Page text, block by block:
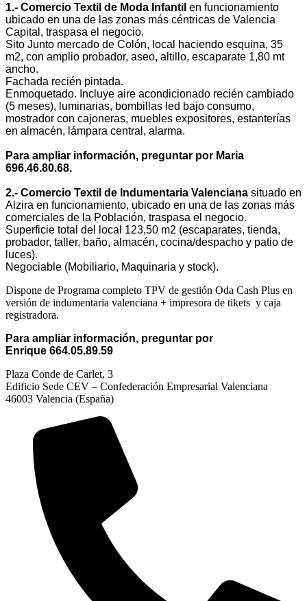
1.- Comercio Textil de Moda Infantil en funcionamiento
ubicado en una de las zonas más céntricas de Valencia
Capital, traspasa el negocio.
Sito Junto mercado de Colón, local haciendo esquina, 35
m2, con amplio probador, aseo, altillo, escaparate 1,80 mt
ancho.
Fachada recién pintada.
Enmoquetado. Incluye aire acondicionado recién cambiado
(5 meses), luminarias, bombillas led bajo consumo,
mostrador con cajoneras, muebles expositores, estanterías
en almacén, lámpara central, alarma.
Para ampliar información, preguntar por Maria
696.46.80.68.
2.- Comercio Textil de Indumentaria Valenciana situado en
Alzira en funcionamiento, ubicado en una de las zonas más
comerciales de la Población, traspasa el negocio.
Superficie total del local 123,50 m2 (escaparates, tienda,
probador, taller, baño, almacén, cocina/despacho y patio de
luces).
Negociable (Mobiliario, Maquinaria y stock).
Dispone de Programa completo TPV de gestión Oda Cash Plus en
versión de indumentaria valenciana + impresora de tikets y caja
registradora.
Para ampliar información, preguntar por
Enrique 664.05.89.59
Plaza Conde de Carlet, 3
Edificio Sede CEV – Confederación Empresarial Valenciana
46003 Valencia (España)